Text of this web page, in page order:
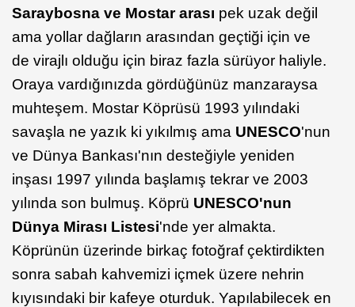
Saraybosna ve Mostar arası pek uzak değil
ama yollar dağların arasından geçtiği için ve
de virajlı olduğu için biraz fazla sürüyor haliyle.
Oraya vardığınızda gördüğünüz manzaraysa
muhteşem. Mostar Köprüsü 1993 yılındaki
savaşla ne yazık ki yıkılmış ama UNESCO'nun
ve Dünya Bankası'nın desteğiyle yeniden
inşası 1997 yılında başlamış tekrar ve 2003
yılında son bulmuş. Köprü UNESCO'nun
Dünya Mirası Listesi'nde yer almakta.
Köprünün üzerinde birkaç fotoğraf çektirdikten
sonra sabah kahvemizi içmek üzere nehrin
kıyısındaki bir kafeye oturduk. Yapılabilecek en